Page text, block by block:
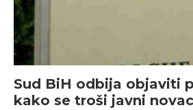
Sud BiH odbija objaviti
kako se troši javni novac